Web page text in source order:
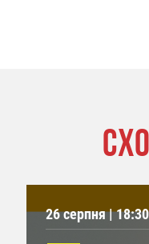
26 серпня | 18:30